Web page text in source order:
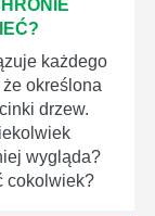
każdego
określona
drzew.
wygląda?
cokolwiek?